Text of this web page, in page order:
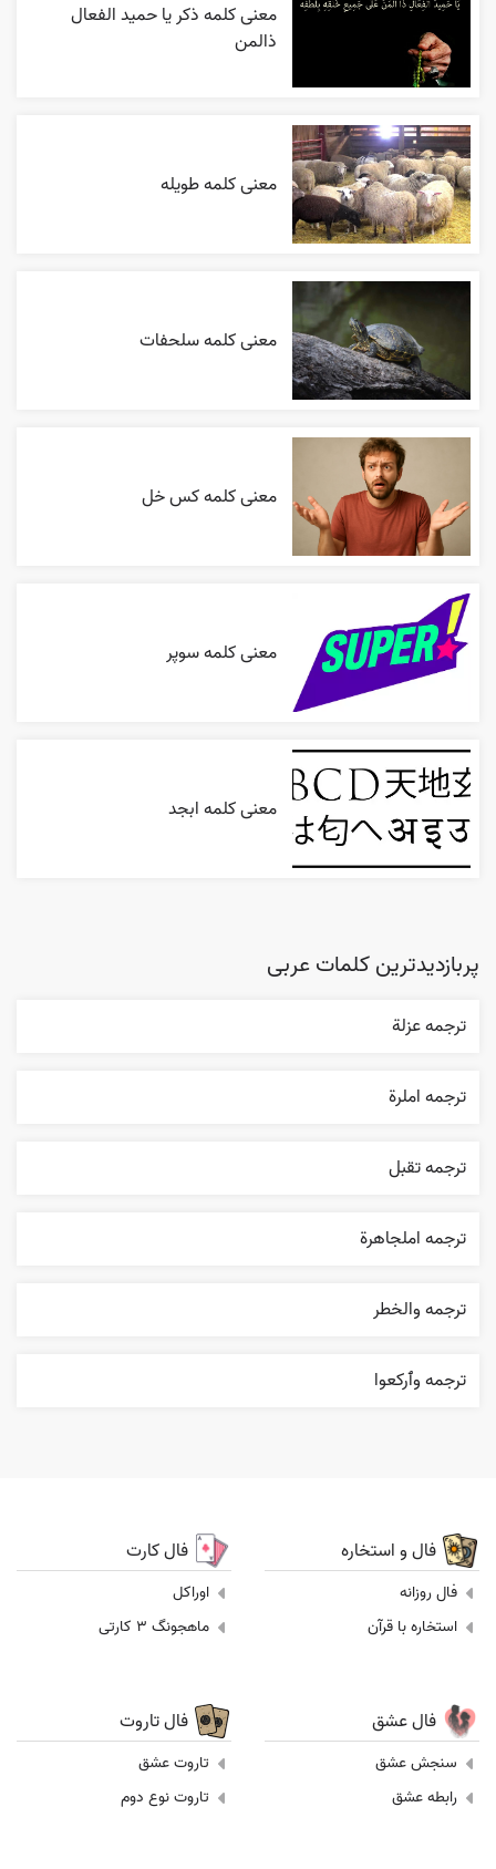
معنی کلمه ذکر یا حمید الفعال
ذالمن
معنی کلمه طویله
معنی کلمه سلحفات
معنی کلمه کس خل
معنی کلمه سوپر
معنی کلمه ابجد
پربازدیدترین کلمات عربی
ترجمه عزلة
ترجمه املرة
ترجمه تقبل
ترجمه املجاهرة
ترجمه والخطر
ترجمه وٱرکعوا
فال و استخاره
فال روزانه
استخاره با قرآن
فال کارت
اوراکل
ماهجونگ 3 کارتی
فال عشق
سنجش عشق
رابطه عشق
فال تاروت
تاروت عشق
تاروت نوع دوم